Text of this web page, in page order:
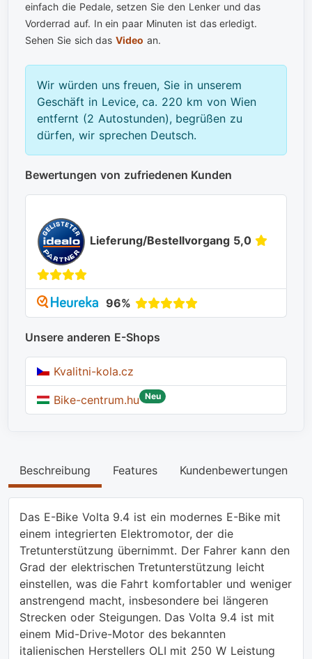
einfach die Pedale, setzen Sie den Lenker und das
Vorderrad auf. In ein paar Minuten ist das erledigt.
Sehen Sie sich dasVideo an.
Wir würden uns freuen, Sie in unserem
Geschäft in Levice, ca. 220 km von Wien
entfernt (2 Autostunden), begrüßen zu
dürfen, wir sprechen Deutsch.
Bewertungen von zufriedenen Kunden
Lieferung/Bestellvorgang 5,0
96%
Unsere anderen E-Shops
Kvalitni-kola.cz
Bike-centrum.hu Neu
Beschreibung Features Kundenbewertungen
Das E-Bike Volta 9.4 ist ein modernes E-Bike mit
einem integrierten Elektromotor, der die
Tretunterstützung übernimmt. Der Fahrer kann den
Grad der elektrischen Tretunterstützung leicht
einstellen, was die Fahrt komfortabler und weniger
anstrengend macht, insbesondere bei längeren
Strecken oder Steigungen. Das Volta 9.4 ist mit
einem Mid-Drive-Motor des bekannten
italienischen Herstellers OLI mit 250 W Leistung